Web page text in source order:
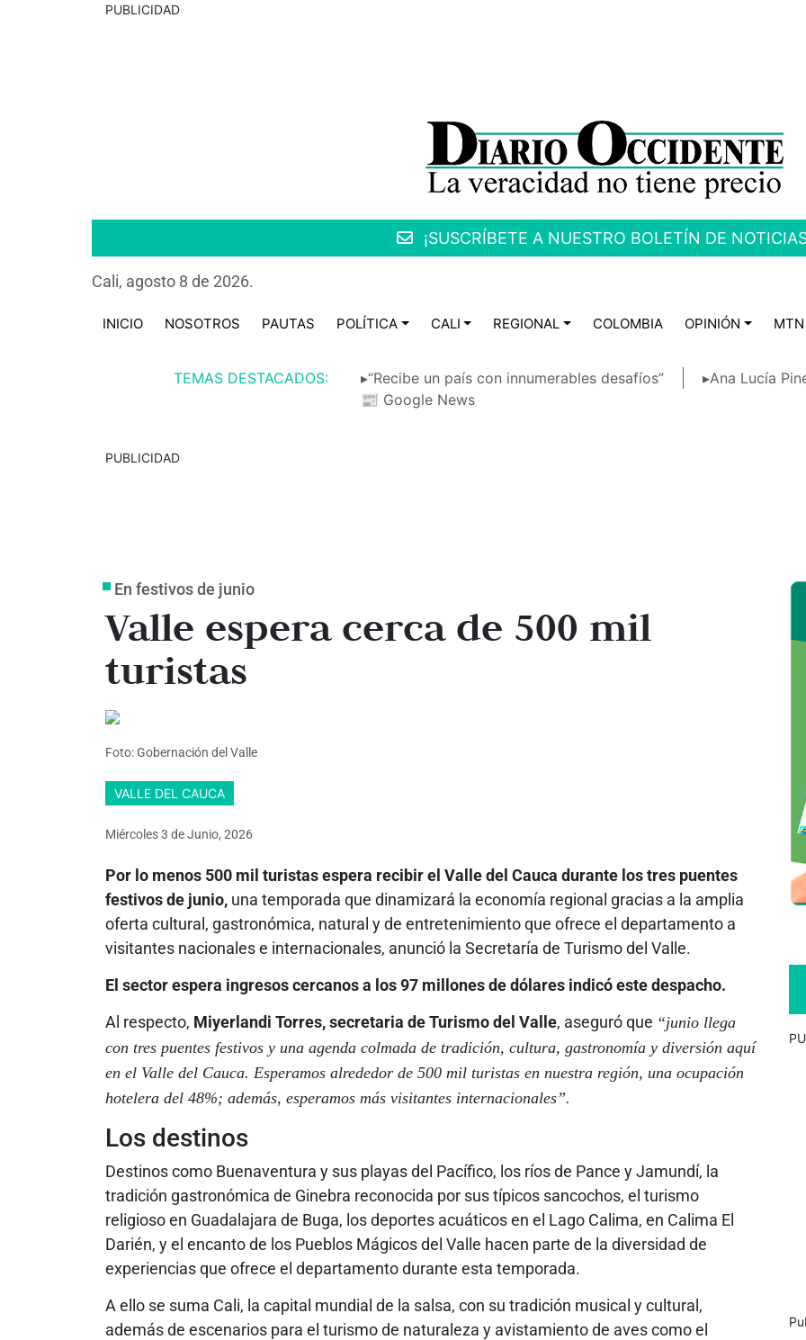
PUBLICIDAD
¡SUSCRÍBETE A NUESTRO BOLETÍN DE
Cali, agosto 8 de 2026.
INICIO NOSOTROS PAUTAS POLÍTICA CALI REGIONAL COLOMBIA OPINIÓN MTN
TEMAS DESTACADOS: ▸“Recibe un país con innumerables desafíos”
▸Ana Lucía
📰 Google News
PUBLICIDAD
En festivos de junio
Valle espera cerca de 500 mil
turistas
Foto: Gobernación del Valle
VALLE DEL CAUCA
Miércoles 3 deJunio, 2026
Por lo menos 500 mil turistas espera recibir el Valle del Cauca durante los tres puentes
festivos de junio, una temporada que dinamizará la economía regional gracias a la amplia
oferta cultural, gastronómica, natural y de entretenimiento que ofrece el departamento a
visitantes nacionales e internacionales, anunció la Secretaría de Turismo del Valle.
El sector espera ingresos cercanos a los 97 millones de dólares indicó este despacho.
Al respecto, Miyerlandi Torres, secretaria de Turismo del Valle, aseguró que “junio llega
con tres puentes festivos y una agenda colmada de tradición, cultura, gastronomía y diversión aquí
en el Valle del Cauca. Esperamos alrededor de 500 mil turistas en nuestra región, una ocupación
hotelera del 48%; además, esperamos más visitantes internacionales”.
Los destinos
Destinos como Buenaventura y sus playas del Pacífico, los ríos de Pance y Jamundí, la
tradición gastronómica de Ginebra reconocida por sus típicos sancochos, el turismo
religioso en Guadalajara de Buga, los deportes acuáticos en el Lago Calima, en Calima El
Darién, y el encanto de los Pueblos Mágicos del Valle hacen parte de la diversidad de
experiencias que ofrece el departamento durante esta temporada.
A ello se suma Cali, la capital mundial de la salsa, con su tradición musical y cultural,
además de escenarios para el turismo de naturaleza y avistamiento de aves como el